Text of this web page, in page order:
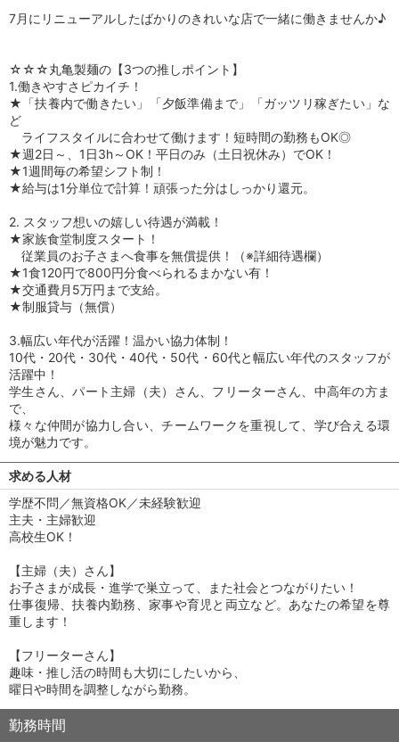
7月にリニューアルしたばかりのきれいな店で一緒に働きませんか♪
☆☆☆丸亀製麺の【3つの推しポイント】
1.働きやすさピカイチ！
★「扶養内で働きたい」「夕飯準備まで」「ガッツリ稼ぎたい」な
ど
ライフスタイルに合わせて働けます！短時間の勤務もOK◎
★週2日～、1日3h～OK！平日のみ（土日祝休み）でOK！
★1週間毎の希望シフト制！
★給与は1分単位で計算！頑張った分はしっかり還元。
2. スタッフ想いの嬉しい待遇が満載！
★家族食堂制度スタート！
従業員のお子さまへ食事を無償提供！（※詳細待遇欄）
★1食120円で800円分食べられるまかない有！
★交通費月5万円まで支給。
★制服貸与（無償）
3.幅広い年代が活躍！温かい協力体制！
10代・20代・30代・40代・50代・60代と幅広い年代のスタッフが
活躍中！
学生さん、パート主婦（夫）さん、フリーターさん、中高年の方ま
で、
様々な仲間が協力し合い、チームワークを重視して、学び合える環
境が魅力です。
求める人材
学歴不問／無資格OK／未経験歓迎
主夫・主婦歓迎
高校生OK！
【主婦（夫）さん】
お子さまが成長・進学で巣立って、また社会とつながりたい！
仕事復帰、扶養内勤務、家事や育児と両立など。あなたの希望を尊
重します！
【フリーターさん】
趣味・推し活の時間も大切にしたいから、
曜日や時間を調整しながら勤務。
勤務時間